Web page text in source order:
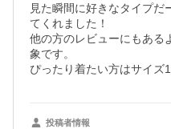
見た瞬間に好きなタイプだ
てくれました！
他の方のレビューにもある
象です。
ぴったり着たい方はサイズ
投稿者情報